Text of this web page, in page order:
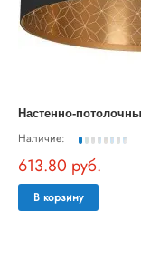
Наличие:
613.80 руб.
В корзину